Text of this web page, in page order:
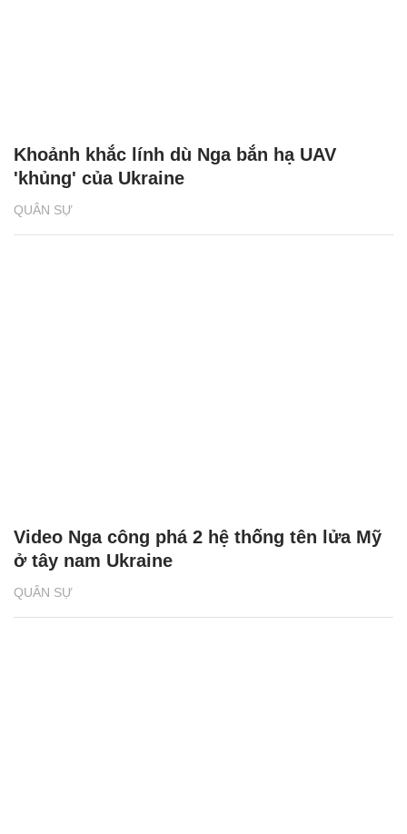
QUÂN SỰ
Khoảnh khắc lính dù Nga bắn hạ UAV
'khủng' của Ukraine
QUÂN SỰ
Video Nga công phá 2 hệ thống tên lửa Mỹ
ở tây nam Ukraine